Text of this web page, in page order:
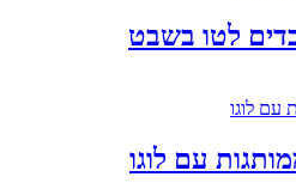
לטו בשבט
עם לוגו